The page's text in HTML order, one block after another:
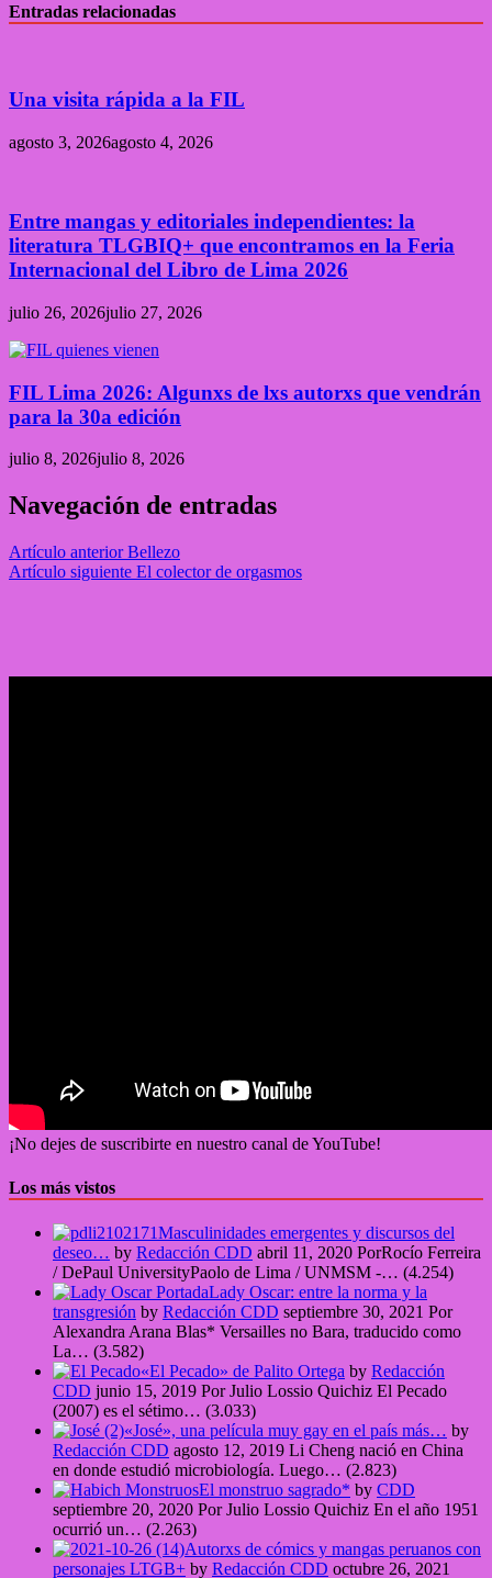
Entradas relacionadas
Una visita rápida a la FIL
agosto 3, 2026agosto 4, 2026
Entre mangas y editoriales independientes: la
literatura TLGBIQ+ que encontramos en la Feria
Internacional del Libro de Lima 2026
julio 26, 2026julio 27, 2026
FIL Lima 2026: Algunxs de lxs autorxs que vendrán
para la 30a edición
julio 8, 2026julio 8, 2026
Navegación de entradas
Artículo anterior Bellezo
Artículo siguiente El colector de orgasmos
¡No dejes de suscribirte en nuestro canal de YouTube!
Los más vistos
Masculinidades emergentes y discursos del
deseo… by Redacción CDD abril 11, 2020 PorRocío Ferreira
/ DePaul UniversityPaolo de Lima / UNMSM -… (4.254)
Lady Oscar: entre la norma y la
transgresión by Redacción CDD septiembre 30, 2021 Por
Alexandra Arana Blas* Versailles no Bara, traducido como
La… (3.582)
«El Pecado» de Palito Ortega by Redacción
CDD junio 15, 2019 Por Julio Lossio Quichiz El Pecado
(2007) es el sétimo… (3.033)
«José», una película muy gay en el país más… by
Redacción CDD agosto 12, 2019 Li Cheng nació en China
en donde estudió microbiología. Luego… (2.823)
El monstruo sagrado* by CDD
septiembre 20, 2020 Por Julio Lossio Quichiz En el año 1951
ocurrió un… (2.263)
Autorxs de cómics y mangas peruanos con
personajes LTGB+ by Redacción CDD octubre 26, 2021